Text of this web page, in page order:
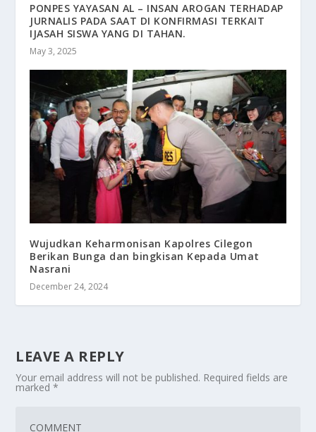
PONPES YAYASAN AL – INSAN AROGAN TERHADAP
JURNALIS PADA SAAT DI KONFIRMASI TERKAIT
IJASAH SISWA YANG DI TAHAN.
May 3, 2025
Wujudkan Keharmonisan Kapolres Cilegon
Berikan Bunga dan bingkisan Kepada Umat
Nasrani
December 24, 2024
LEAVE A REPLY
Your email address will not be published. Required fields are
marked*